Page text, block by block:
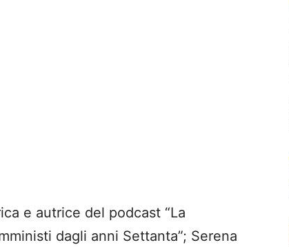
e autrice del podcast “La
dagli anni Settanta”; Serena